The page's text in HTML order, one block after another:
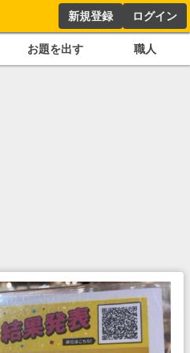
新規登録 ログイン
お題を出す 職人